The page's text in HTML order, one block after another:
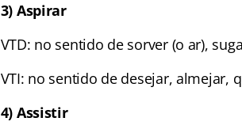
3) Aspirar
VTD: no sentido de sorver (o ar),
VTI: no sentido de desejar, almejar,
4) Assistir